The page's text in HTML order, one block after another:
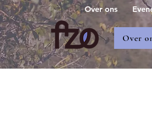
Over
Over ons